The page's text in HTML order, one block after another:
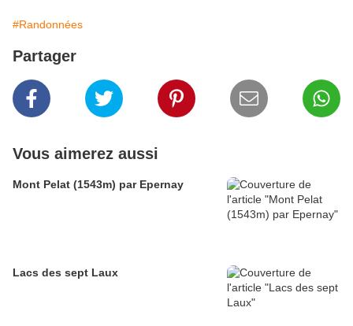
#Randonnées
Partager
Vous aimerez aussi
Mont Pelat (1543m) par Epernay
Lacs des sept Laux